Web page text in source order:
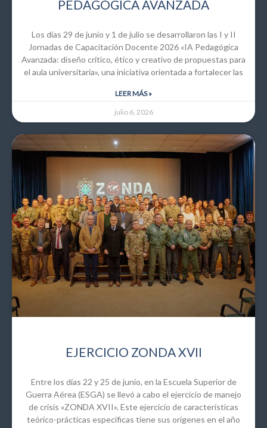
PEDAGÓGICA AVANZADA
Los días 29 de junio y 1 de julio se desarrollaron las I y II
Jornadas de Capacitación Docente 2026 «IA Pedagógica
Avanzada: diseño crítico, ético y creativo de propuestas para
el aula universitaria», una iniciativa orientada a fortalecer las
LEER MÁS »
julio 6, 2026
EJERCICIO ZONDA XVII
Entre los días 22 y 25 de junio, en la Escuela Superior de
Guerra Aérea (ESGA) se llevó a cabo el ejercicio de manejo
de crisis «ZONDA XVII». Este ejercicio de características
teórico-prácticas específicas tiene sus orígenes en el año